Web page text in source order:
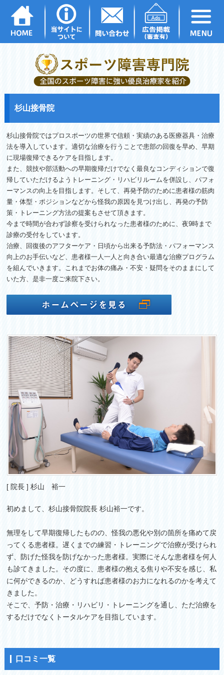
杉山接骨院
杉山接骨院ではプロスポーツの世界で信頼・実績のある医療器具・治療
法を導入しています。適切な治療を行うことで患部の回復を早め、早期
に現場復帰できるケアを目指します。
また、競技や部活動への早期復帰だけでなく最良なコンディションで復
帰していただけるようトレーニング・リハビリルームを併設し、パフォ
ーマンスの向上を目指します。そして、再発予防のために患者様の筋肉
量・体型・ポジションなどから怪我の原因を見つけ出し、再発の予防
策・ トレーニング方法の提案もさせて頂きます。
今まで時間が合わず診察を受けられなった患者様のために、夜9時まで
診療の受付をしています。
治療、回復後のアフターケア・日頃から出来る予防法・パフォーマンス
向上のお手伝いなど、患者様一人一人と向き合い最適な治療プログラム
を組んでいきます。これまでお体の痛み・不安・疑問をそのままにして
いた方、是非一度ご来院下さい。
[ 院長 ] 杉山 裕一
初めまして、杉山接骨院院長 杉山裕一です。
無理をして早期復帰したものの、怪我の悪化や別の箇所を痛めて戻
ってくる患者様。遅くまでの練習・トレーニングで治療が受けられ
ず、防げた怪我を防げなかった患者様。実際にそんな患者様を何人
も診てきました。その度に、患者様の抱える焦りや不安を感じ、私
に何ができるのか、どうすれば患者様のお力になれるのかを考えて
きました。
そこで、予防・治療・リハビリ・トレーニングを通し、ただ治療を
するだけでなくトータルケアを目指しています。
口コミ一覧